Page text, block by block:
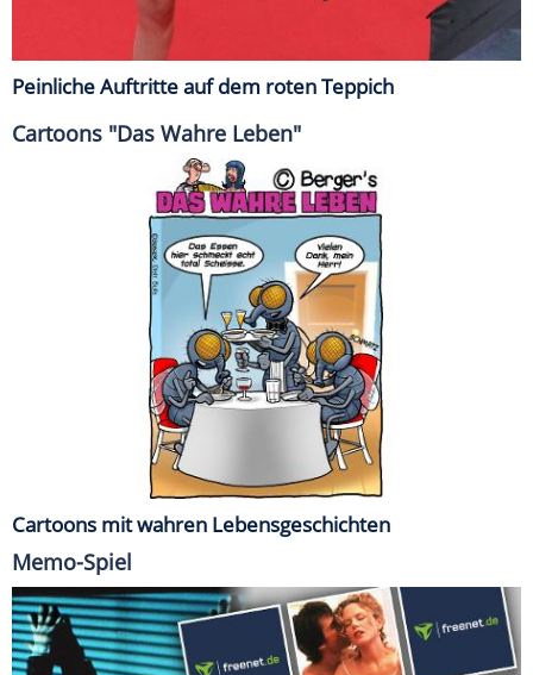
Peinliche Auftritte auf dem roten Teppich
Cartoons "Das Wahre Leben"
Cartoons mit wahren Lebensgeschichten
Memo-Spiel